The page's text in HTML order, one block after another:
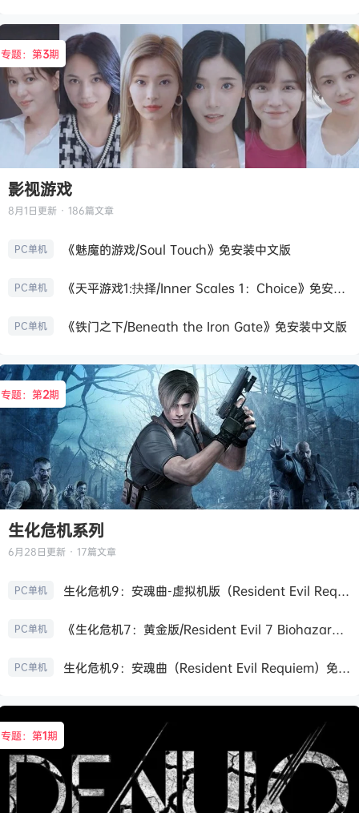
专题：第3期
影视游戏
8月1日更新 · 186篇文章
PC单机 《魅魔的游戏/Soul Touch》免安装中文版
PC单机 《天平游戏1:抉择/Inner Scales 1：Choice》免安装中文版
PC单机 《铁门之下/Beneath the Iron Gate》免安装中文版
专题：第2期
生化危机系列
6月28日更新 · 17篇文章
PC单机 生化危机9：安魂曲-虚拟机版（Resident Evil Requiem HYPERVISOR）免安装中文版
PC单机 《生化危机7：黄金版/Resident Evil 7 Biohazard》免安装中文版
PC单机 生化危机9：安魂曲（Resident Evil Requiem）免安装中文版
专题：第1期